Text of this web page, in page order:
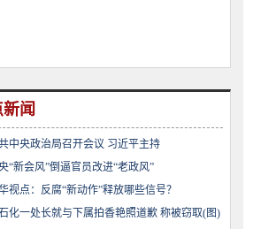
闻
中央政治局召开会议 习近平主持
“新会风”倒逼官员改进“老政风”
视点：反腐“新动作”释放哪些信号？
化一处长就与下属拍香艳照道歉 称被窃取(图)